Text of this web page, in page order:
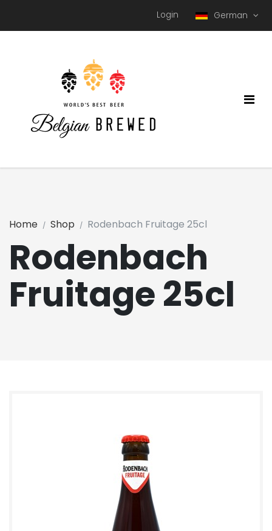
Login German
Rodenbach
Fruitage 25cl
Home Shop Rodenbach Fruitage 25cl